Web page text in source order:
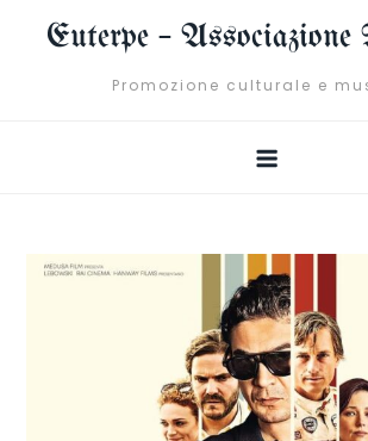
Euterpe –
Promozione culturale e